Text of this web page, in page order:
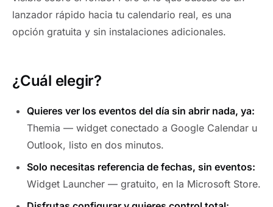
lanzador rápido hacia tu calendario real, es una
opción gratuita y sin instalaciones adicionales.
¿Cuál elegir?
Quieres ver los eventos del día sin abrir nada, ya:
Themia — widget conectado a Google Calendar u
Outlook, listo en dos minutos.
Solo necesitas referencia de fechas, sin eventos:
Widget Launcher — gratuito, en la Microsoft Store.